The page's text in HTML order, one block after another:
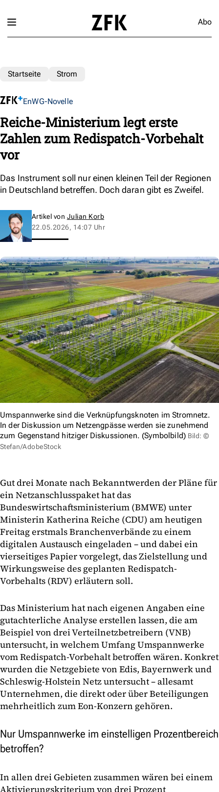
Abo
Startseite Strom
EnWG-Novelle
Reiche-Ministerium legt erste
Zahlen zum Redispatch-Vorbehalt
vor
Das Instrument soll nur einen kleinen Teil der Regionen
in Deutschland betreffen. Doch daran gibt es Zweifel.
Artikel von Julian Korb
22.05.2026, 14:07 Uhr
Umspannwerke sind die Verknüpfungsknoten im Stromnetz.
In der Diskussion um Netzengpässe werden sie zunehmend
zum Gegenstand hitziger Diskussionen. (Symbolbild) Bild: ©
Stefan/AdobeStock
Gut drei Monate nach Bekanntwerden der Pläne für
ein Netzanschlusspaket hat das
Bundeswirtschaftsministerium (BMWE) unter
Ministerin Katherina Reiche (CDU) am heutigen
Freitag erstmals Branchenverbände zu einem
digitalen Austausch eingeladen – und dabei ein
vierseitiges Papier vorgelegt, das Zielstellung und
Wirkungsweise des geplanten Redispatch-
Vorbehalts (RDV) erläutern soll.
Das Ministerium hat nach eigenen Angaben eine
gutachterliche Analyse erstellen lassen, die am
Beispiel von drei Verteilnetzbetreibern (VNB)
untersucht, in welchem Umfang Umspannwerke
vom Redispatch-Vorbehalt betroffen wären. Konkret
wurden die Netzgebiete von Edis, Bayernwerk und
Schleswig-Holstein Netz untersucht – allesamt
Unternehmen, die direkt oder über Beteiligungen
mehrheitlich zum Eon-Konzern gehören.
Nur Umspannwerke im einstelligen Prozentbereich
betroffen?
In allen drei Gebieten zusammen wären bei einem
Aktivierungskriterium von drei Prozent